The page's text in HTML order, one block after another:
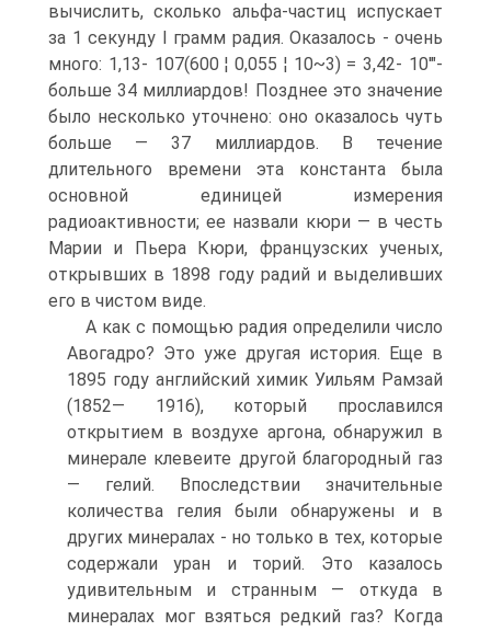
вычислить, сколько альфа-частиц испускает
за 1 секунду I грамм радия. Оказалось - очень
много: 1,13- 107(600 ¦ 0,055 ¦ 10~3) = 3,42- 10'"-
больше 34 миллиардов! Позднее это значение
было несколько уточнено: оно оказалось чуть
больше — 37 миллиардов. В течение
длительного времени эта константа была
основной единицей измерения
радиоактивности; ее назвали кюри — в честь
Марии и Пьера Кюри, французских ученых,
открывших в 1898 году радий и выделивших
его в чистом виде.
А как с помощью радия определили число
Авогадро? Это уже другая история. Еще в
1895 году английский химик Уильям Рамзай
(1852— 1916), который прославился
открытием в воздухе аргона, обнаружил в
минерале клевеите другой благородный газ
— гелий. Впоследствии значительные
количества гелия были обнаружены и в
других минералах - но только в тех, которые
содержали уран и торий. Это казалось
удивительным и странным — откуда в
минералах мог взяться редкий газ? Когда